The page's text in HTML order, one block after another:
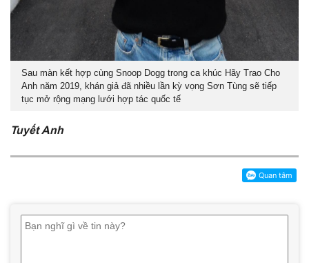
Sau màn kết hợp cùng Snoop Dogg trong ca khúc Hãy Trao Cho
Anh năm 2019, khán giả đã nhiều lần kỳ vọng Sơn Tùng sẽ tiếp
tục mở rộng mạng lưới hợp tác quốc tế
Tuyết Anh